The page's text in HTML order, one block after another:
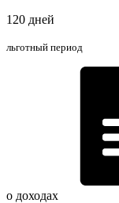
120 дней
льготный период
о доходах